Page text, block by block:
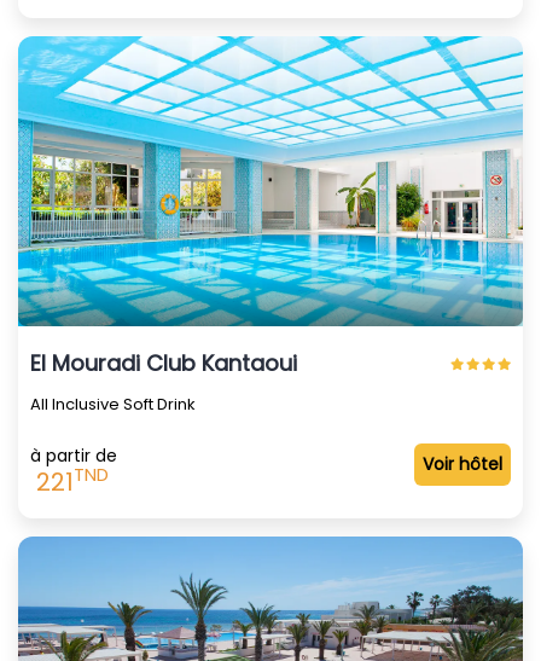
El Mouradi Club Kantaoui
All Inclusive Soft Drink
à partir de
221TND Voir hôtel